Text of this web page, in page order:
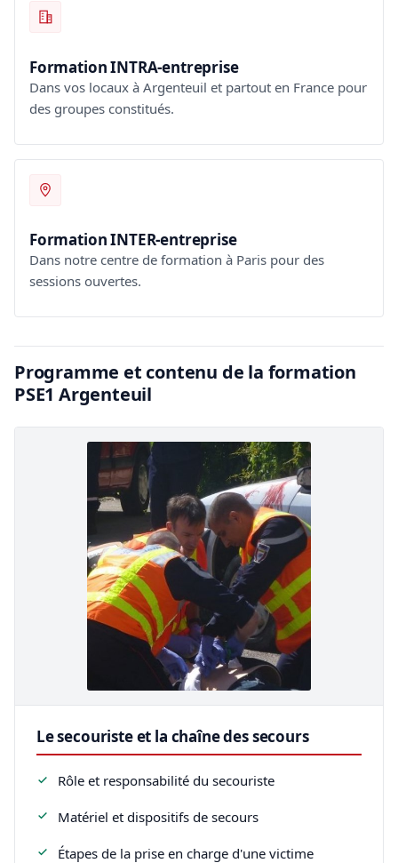
Formation INTRA-entreprise
Dans vos locaux à Argenteuil et partout en France pour
des groupes constitués.
Formation INTER-entreprise
Dans notre centre de formation à Paris pour des
sessions ouvertes.
Programme et contenu de la formation
PSE1 Argenteuil
Le secouriste et la chaîne des secours
Rôle et responsabilité du secouriste
Matériel et dispositifs de secours
Étapes de la prise en charge d'une victime